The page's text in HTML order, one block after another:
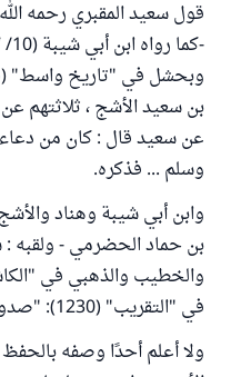
قول سعيد المقبري رحمه
بن سعيد الأشج ، ثلاثتهم
عن سعيد قال : كان من دعاء
وسلم ... فذكره.
وابن أبي شيبة وهناد
بن حماد الحضرمي - ولقبه
في "التقريب" (1230): "صدوق".
ولا أعلم أحدًا وصفه